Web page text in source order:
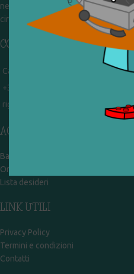
nel frattempo ricevono in dono
circolazione. Operiamo per
CONTATTI
Campobasso - via Garibaldi 51
+39 328 767 9587
rigiocattolocb@gmail.com
ACCOUNT
Bacheca
Ordini
Lista desideri
LINK UTILI
Privacy Policy
Termini e condizioni
Contatti